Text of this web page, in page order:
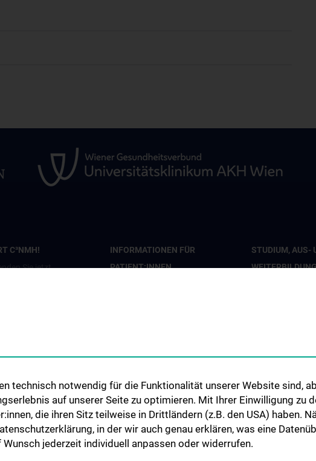
C³NMH!
Sie jetzt
INFORMATIONEN FÜR
PATIENT:INNEN
STUDIUM, AUS-
technisch notwendig für die Funktionalität unserer Website sind,
auf unserer Seite zu optimieren. Mit Ihrer Einwilligung zu
die ihren Sitz teilweise in Drittländern (z.B. den USA) haben.
in der wir auch genau erklären, was eine
jederzeit individuell anpassen oder widerrufen.